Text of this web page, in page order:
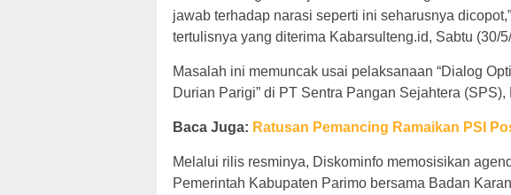
jawab terhadap narasi seperti ini seharusnya
tertulisnya yang diterima Kabarsulteng.id, Sabtu (30/
Masalah ini memuncak usai pelaksanaan “Dialog
Durian Parigi” di PT Sentra Pangan Sejahtera (SPS),
Baca Juga: Ratusan Pemancing Ramaikan PSI
Melalui rilis resminya, Diskominfo memosisikan
Pemerintah Kabupaten Parimo bersama Badan